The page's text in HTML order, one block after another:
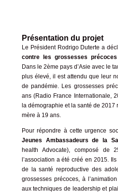
Présentation du projet
Le Président Rodrigo Duterte a
contre les grossesses précoces
Dans le 2ème pays d’Asie avec le
plus élevé, il est attendu que leur
de pandémie. Les grossesses
ans (Radio France Internationale,
la démographie et la santé de 2017
mère à 19 ans.
Pour répondre à cette urgence
Jeunes Ambassadeurs de la
health Advocate), composé de
l’association a été créé en 2015.
de la santé reproductive des
grossesses précoces, à
aux techniques de leadership et